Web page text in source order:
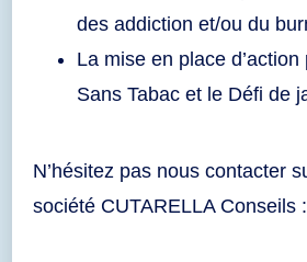
des addiction et/ou du
La mise en place
Sans Tabac et le Défi de
N’hésitez pas nous contacter
société CUTARELLA Conseils :